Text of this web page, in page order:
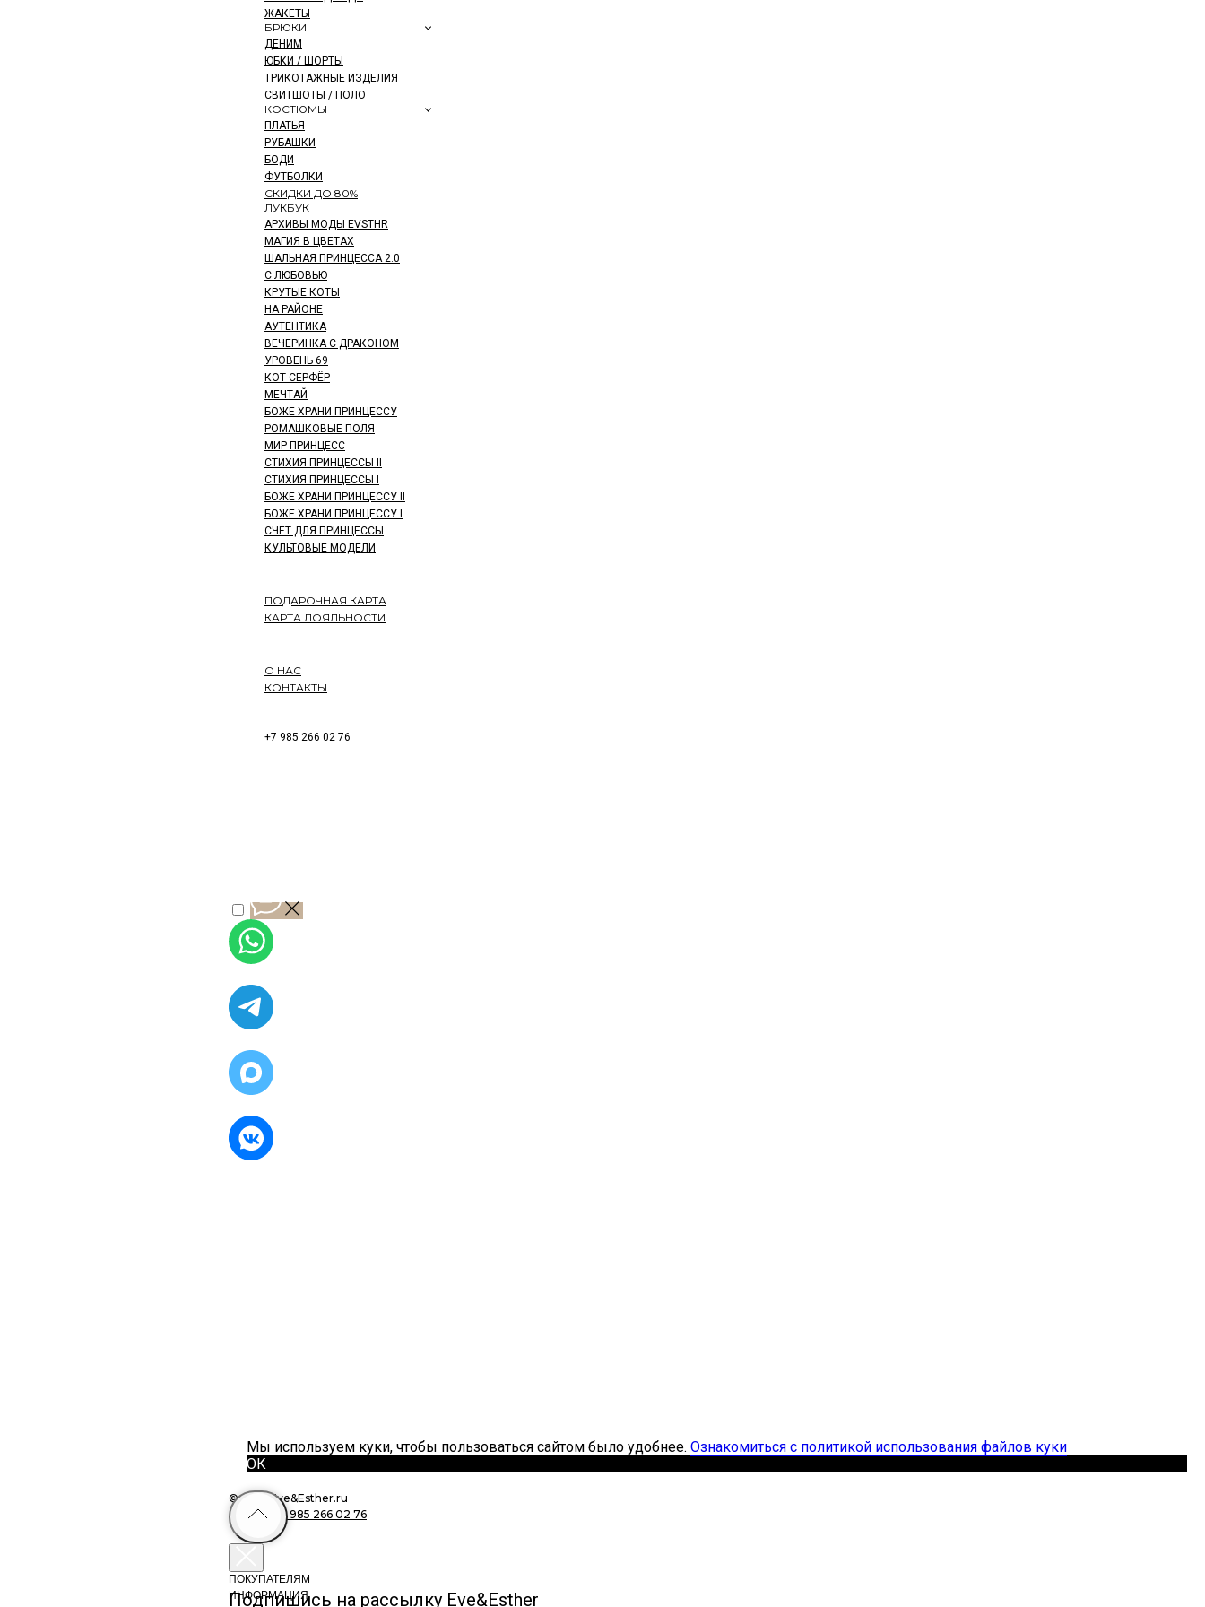
ЖАКЕТЫ
БРЮКИ
ДЕНИМ
ЮБКИ / ШОРТЫ
ТРИКОТАЖНЫЕ ИЗДЕЛИЯ
СВИТШОТЫ / ПОЛО
КОСТЮМЫ
ПЛАТЬЯ
РУБАШКИ
БОДИ
ФУТБОЛКИ
СКИДКИ ДО 80%
ЛУКБУК
АРХИВЫ МОДЫ EVSTHR
МАГИЯ В ЦВЕТАХ
ШАЛЬНАЯ ПРИНЦЕССА 2.0
С ЛЮБОВЬЮ
КРУТЫЕ КОТЫ
НА РАЙОНЕ
АУТЕНТИКА
ВЕЧЕРИНКА С ДРАКОНОМ
УРОВЕНЬ 69
КОТ-СЕРФЁР
МЕЧТАЙ
БОЖЕ ХРАНИ ПРИНЦЕССУ
РОМАШКОВЫЕ ПОЛЯ
МИР ПРИНЦЕСС
СТИХИЯ ПРИНЦЕССЫ II
СТИХИЯ ПРИНЦЕССЫ I
БОЖЕ ХРАНИ ПРИНЦЕССУ II
БОЖЕ ХРАНИ ПРИНЦЕССУ I
СЧЕТ ДЛЯ ПРИНЦЕССЫ
КУЛЬТОВЫЕ МОДЕЛИ
ПОДАРОЧНАЯ КАРТА
КАРТА ЛОЯЛЬНОСТИ
О НАС
КОНТАКТЫ
+7 985 266 02 76
ПОКУПАТЕЛЯМ
ИНФОРМАЦИЯ
©2019 Eve&Esther.ru
+7 985 266 02 76
Мы используем куки, чтобы пользоваться сайтом было удобнее. Ознакомиться с политикой использования файлов куки
ОК
Подпишись на рассылку Eve&Esther